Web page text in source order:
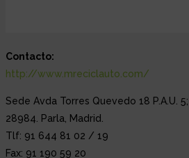
Contacto:
http://www.mreciclauto.com/
Sede Avda Torres Quevedo 18 P.A.U. 5;
28984. Parla, Madrid.
Tlf: 91 644 81 02 / 19
Fax: 91 190 59 20